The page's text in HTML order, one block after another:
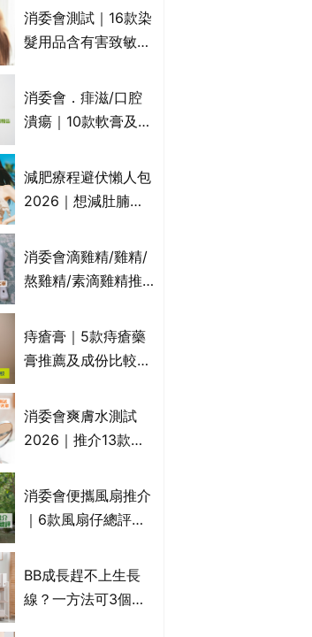
地點一覽｜屈臣氏、
萬寧、首衛、綠領行
消委會測試｜16款染
髮用品含有害致敏物
介!50惠、Return回
本、Furnte、Rerise
消委會．痱滋/口腔
潰瘍｜10款軟膏及啫
屬處方藥物？有哪些
受關注成分？｜必知
減肥療程避伏懶人包
2026｜想減肚腩但
VS不良黑店5大手法
對比｜SLIMTONE減
消委會滴雞精/雞精/
熬雞精/素滴雞精推
款含致癌物 9款總評
達5星滿分名單 屈臣
痔瘡膏｜5款痔瘡藥
膏推薦及成份比較
有效紓緩痔瘡疼痛痕
癢｜附痔瘡成因及病
消委會爽膚水測試
2026｜推介13款總
Cetaphil、The
Ordinary、
消委會便攜風扇推介
｜6款風扇仔總評達
品 MUJI、
Francfranc、
BB成長趕不上生長
線？一方法可3個月